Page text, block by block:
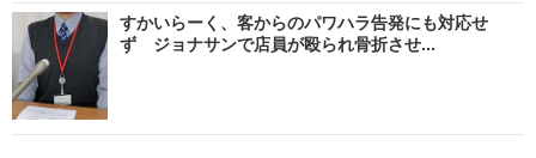
すかいらーく、客からのパワハラ告発にも対応せ
ず ジョナサンで店員が殴られ骨折させ...